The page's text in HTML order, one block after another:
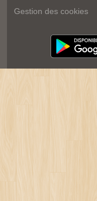
Gestion des cookies